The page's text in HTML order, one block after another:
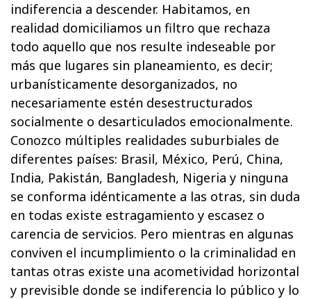
indiferencia a descender. Habitamos, en
realidad domiciliamos un filtro que rechaza
todo aquello que nos resulte indeseable por
más que lugares sin planeamiento, es decir;
urbanísticamente desorganizados, no
necesariamente estén desestructurados
socialmente o desarticulados emocionalmente.
Conozco múltiples realidades suburbiales de
diferentes países: Brasil, México, Perú, China,
India, Pakistán, Bangladesh, Nigeria y ninguna
se conforma idénticamente a las otras, sin duda
en todas existe estragamiento y escasez o
carencia de servicios. Pero mientras en algunas
conviven el incumplimiento o la criminalidad en
tantas otras existe una acometividad horizontal
y previsible donde se indiferencia lo público y lo